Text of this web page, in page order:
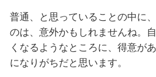
普通、と思っていることの中に
のは、意外かもしれませんね。
くなるようなところに、得意が
になりがちだと思います。